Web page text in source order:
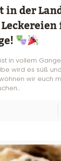
in der
in vollem
wird es süß
wir euch